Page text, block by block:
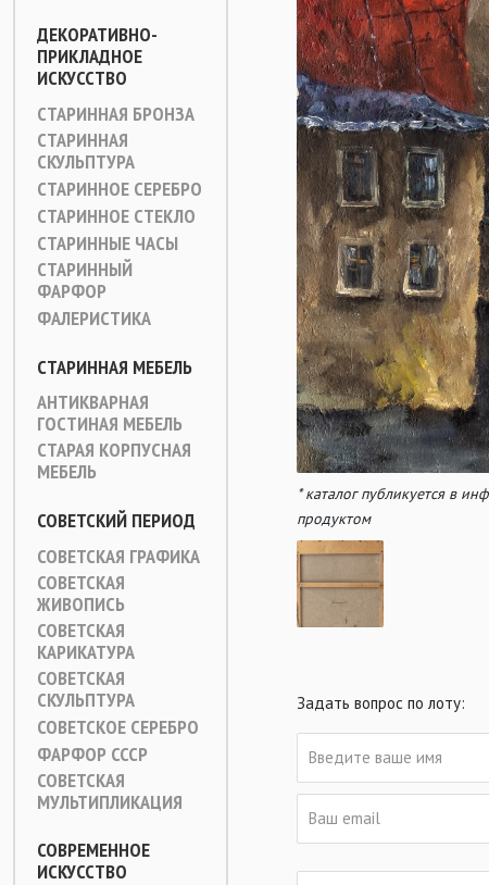
ДЕКОРАТИВНО-
ПРИКЛАДНОЕ
ИСКУССТВО
СТАРИННАЯ БРОНЗА
СТАРИННАЯ
СКУЛЬПТУРА
СТАРИННОЕ СЕРЕБРО
СТАРИННОЕ СТЕКЛО
СТАРИННЫЕ ЧАСЫ
СТАРИННЫЙ
ФАРФОР
ФАЛЕРИСТИКА
СТАРИННАЯ МЕБЕЛЬ
АНТИКВАРНАЯ
ГОСТИНАЯ МЕБЕЛЬ
СТАРАЯ КОРПУСНАЯ
МЕБЕЛЬ
СОВЕТСКИЙ ПЕРИОД
СОВЕТСКАЯ ГРАФИКА
СОВЕТСКАЯ
ЖИВОПИСЬ
СОВЕТСКАЯ
КАРИКАТУРА
СОВЕТСКАЯ
СКУЛЬПТУРА
СОВЕТСКОЕ СЕРЕБРО
ФАРФОР СССР
СОВЕТСКАЯ
МУЛЬТИПЛИКАЦИЯ
СОВРЕМЕННОЕ
ИСКУССТВО
* каталог публикуется в
продуктом
Задать вопрос по лоту: